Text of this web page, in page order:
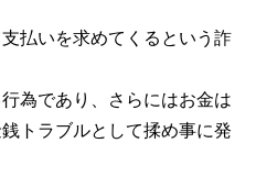
払いを求めてくるという詐
為であり、さらにはお金は
トラブルとして揉め事に発